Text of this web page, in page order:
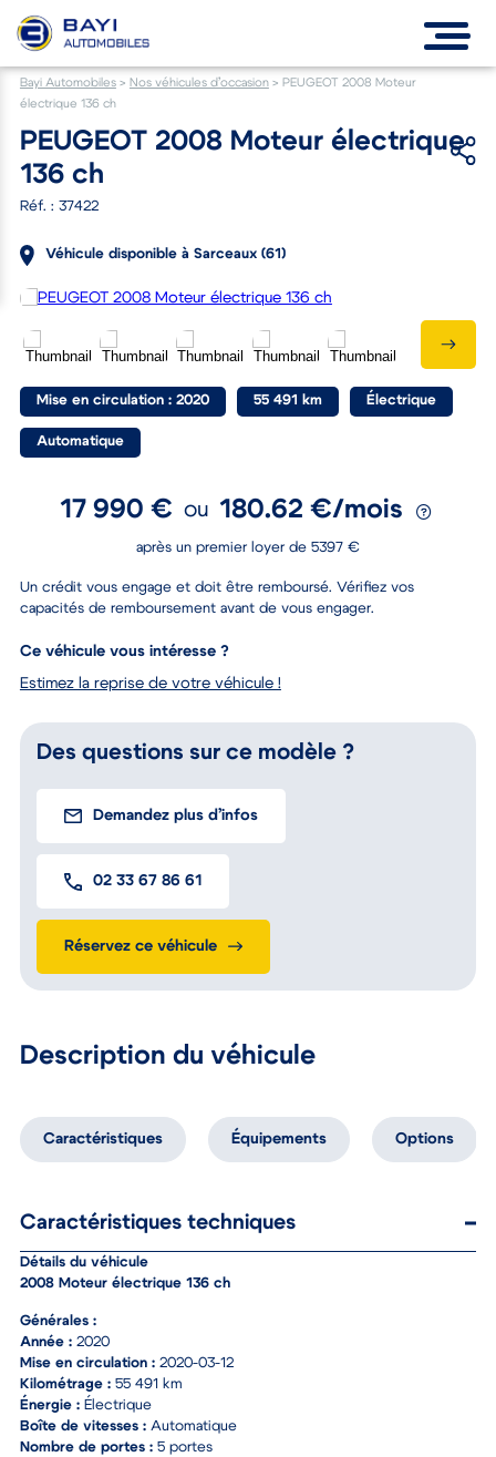
Bayi Automobiles> Nos véhicules d’occasion> PEUGEOT 2008 Moteur
électrique 136 ch
Description du véhicule
Caractéristiques Équipements Options
Caractéristiques techniques
Détails du véhicule
2008 Moteur électrique 136 ch
Générales :
Année : 2020
Mise en circulation : 2020-03-12
Kilométrage : 55 491 km
Énergie : Électrique
Boîte de vitesses : Automatique
Nombre de portes : 5 portes
PEUGEOT 2008 Moteur électrique
136 ch
Réf. : 37422
Véhicule disponible à Sarceaux (61)
Mise en circulation : 2020 55 491 km Électrique
Automatique
17 990 € ou 180.62 €/mois
après un premier loyer de 5397 €
Un crédit vous engage et doit être remboursé. Vérifiez vos
capacités de remboursement avant de vous engager.
Ce véhicule vous intéresse ?
Estimez la reprise de votre véhicule !
Des questions sur ce modèle ?
Demandez plus d’infos
02 33 67 86 61
Réservez ce véhicule